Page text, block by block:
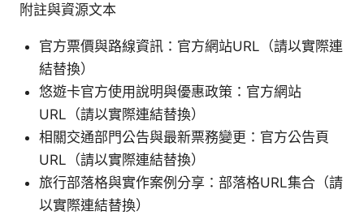
附註與資源文本
官方票價與路線資訊：官方網站URL（請以實際連
結替換）
悠遊卡官方使用說明與優惠政策：官方網站
URL（請以實際連結替換）
相關交通部門公告與最新票務變更：官方公告頁
URL（請以實際連結替換）
旅行部落格與實作案例分享：部落格URL集合（請
以實際連結替換）